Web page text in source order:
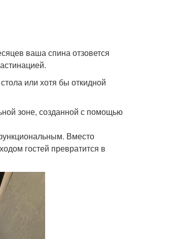
ваша спина отзовется
или хотя бы откидной
зоне, созданной с помощью
Вместо
гостей превратится в